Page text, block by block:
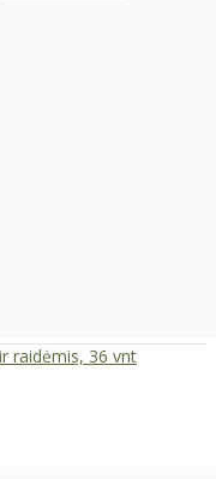
raidėmis, 36 vnt